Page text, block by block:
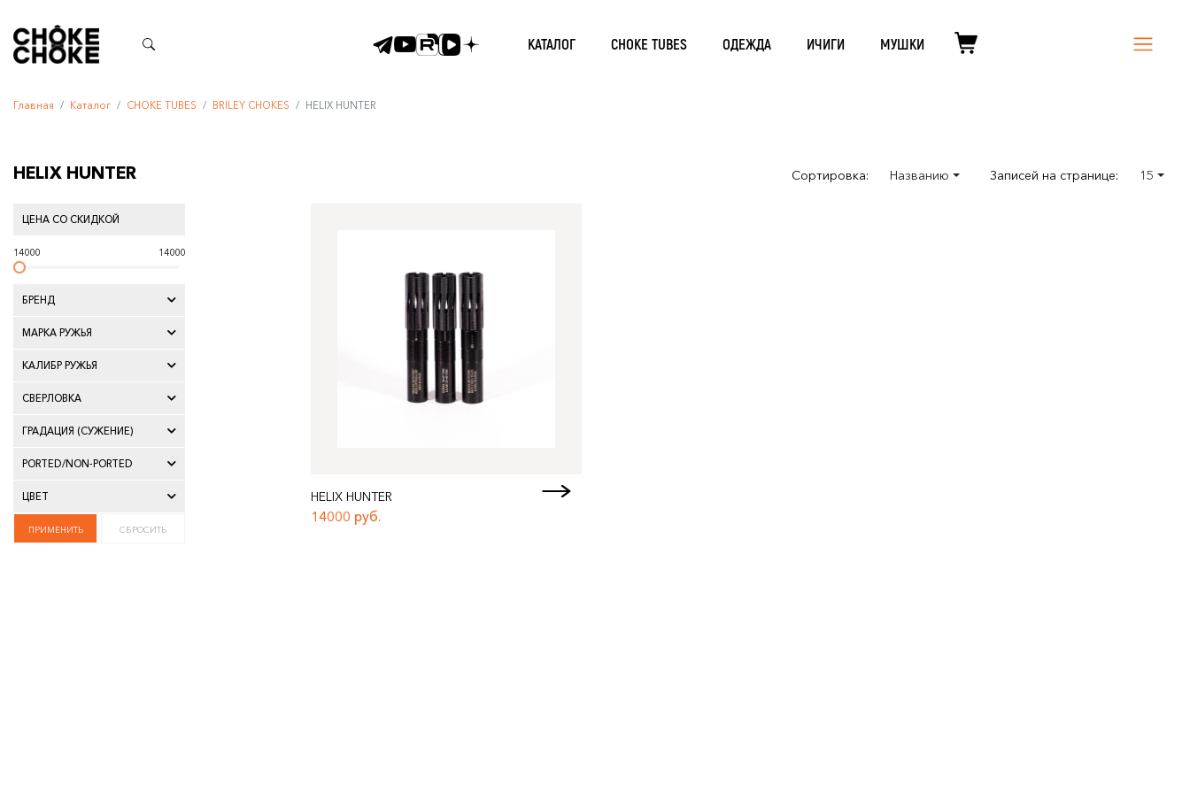
КАТАЛОГ CHOKE TUBES ОДЕЖДА ИЧИГИ МУШКИ
Главная Каталог CHOKE TUBES BRILEY CHOKES HELIX HUNTER
HELIX HUNTER Сортировка: Названию Записей на странице: 15
ЦЕНА СО СКИДКОЙ
14000 14000
БРЕНД
МАРКА РУЖЬЯ
КАЛИБР РУЖЬЯ
СВЕРЛОВКА
ГРАДАЦИЯ (СУЖЕНИЕ)
PORTED/NON-PORTED
ЦВЕТ
ПРИМЕНИТЬ СБРОСИТЬ
HELIX HUNTER
14000 руб.